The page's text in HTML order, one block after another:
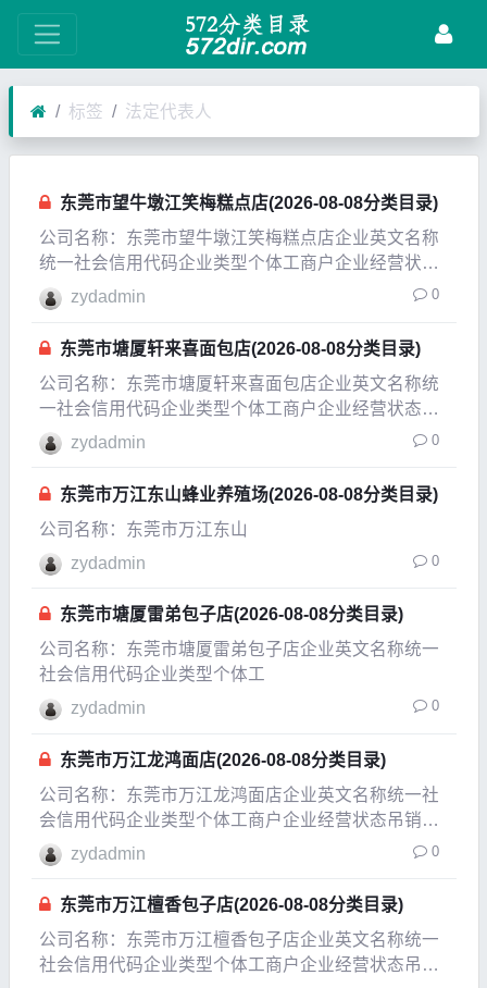
标签 法定代表人
东莞市望牛墩江笑梅糕点店(2026-08-08分类目录)
公司名称：东莞市望牛墩江笑梅糕点店企业英文名称
统一社会信用代码企业类型个体工商户企业经营状态
吊销，未注销企业成立日期1987-03-11成立日期
2006-12-12法定代表人江笑梅注册资本0.15万人民币
实缴资本参保人数公司规模经营范围白粥
zydadmin 0
东莞市塘厦轩来喜面包店(2026-08-08分类目录)
公司名称：东莞市塘厦轩来喜面包店企业英文名称统
一社会信用代码企业类型个体工商户企业经营状态在
业企业成立日期2009-06-09成立日期2009-06-09法定
代表人梁家海注册资本0.8万人民币实缴资本参保人数
公司规模经营范围糕点制售（凭有效
zydadmin 0
东莞市万江东山蜂业养殖场(2026-08-08分类目录)
公司名称：东莞市万江东山
zydadmin
0
东莞市塘厦雷弟包子店(2026-08-08分类目录)
公司名称：东莞市塘厦雷弟包子店企业英文名称统一
社会信用代码企业类型个体工
zydadmin
0
东莞市万江龙鸿面店(2026-08-08分类目录)
公司名称：东莞市万江龙鸿面店企业英文名称统一社
会信用代码企业类型个体工商户企业经营状态吊销，
未注销企业成立日期2007-12-01成立日期2012-05-22
法定代表人林友松注册资本0.5万人民币实缴资本参保
人数公司规模经营范围汤粉、面食制
zydadmin 0
东莞市万江檀香包子店(2026-08-08分类目录)
公司名称：东莞市万江檀香包子店企业英文名称统一
社会信用代码企业类型个体工商户企业经营状态吊销